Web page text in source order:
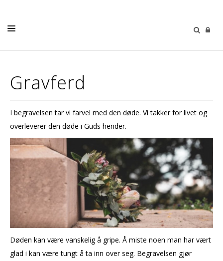
KIRKELIGE HANDLINGER
BARN OG UNGDOM
DIAKONI
KIRKEMUSIKK
GIVERTJENESTE
Gravferd
I begravelsen tar vi farvel med den døde. Vi takker for livet og
overleverer den døde i Guds hender.
Døden kan være vanskelig å gripe. Å miste noen man har vært
glad i kan være tungt å ta inn over seg. Begravelsen gjør